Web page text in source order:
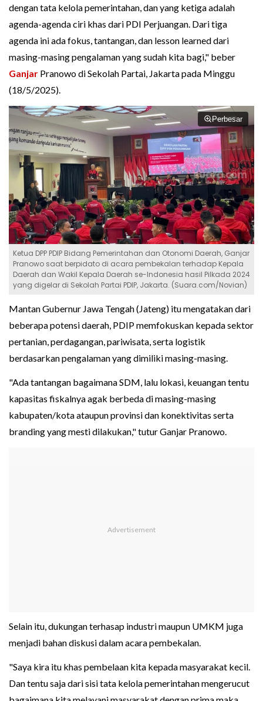
dengan tata kelola pemerintahan, dan yang ketiga adalah
agenda-agenda ciri khas dari PDI Perjuangan. Dari tiga
agenda ini ada fokus, tantangan, dan lesson learned dari
masing-masing pengalaman yang sudah kita bagi," beber
Ganjar Pranowo di Sekolah Partai, Jakarta pada Minggu
(18/5/2025).
Perbesar
Ketua DPP PDIP Bidang Pemerintahan dan Otonomi Daerah, Ganjar
Pranowo saat berpidato di acara pembekalan terhadap Kepala
Daerah dan Wakil Kepala Daerah se-Indonesia hasil Pilkada 2024
yang digelar di Sekolah Partai PDIP, Jakarta. (Suara.com/Novian)
Mantan Gubernur Jawa Tengah (Jateng) itu mengatakan dari
beberapa potensi daerah, PDIP memfokuskan kepada sektor
pertanian, perdagangan, pariwisata, serta logistik
berdasarkan pengalaman yang dimiliki masing-masing.
"Ada tantangan bagaimana SDM, lalu lokasi, keuangan tentu
kapasitas fiskalnya agak berbeda di masing-masing
kabupaten/kota ataupun provinsi dan konektivitas serta
branding yang mesti dilakukan," tutur Ganjar Pranowo.
Selain itu, dukungan terhasap industri maupun UMKM juga
menjadi bahan diskusi dalam acara pembekalan.
"Saya kira itu khas pembelaan kita kepada masyarakat kecil.
Dan tentu saja dari sisi tata kelola pemerintahan mengerucut